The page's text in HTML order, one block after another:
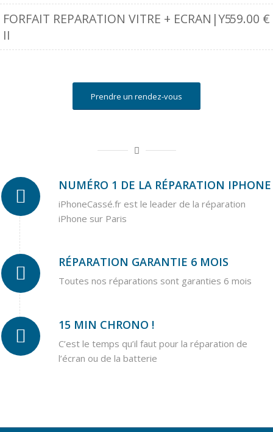
FORFAIT REPARATION VITRE + ECRAN|Y5
II
59.00 €
Prendre un rendez-vous
NUMÉRO 1 DE LA RÉPARATION IPHONE
iPhoneCassé.fr est le leader de la réparation
iPhone sur Paris
RÉPARATION GARANTIE 6 MOIS
Toutes nos réparations sont garanties 6 mois
15 MIN CHRONO !
C’est le temps qu’il faut pour la réparation de
l’écran ou de la batterie